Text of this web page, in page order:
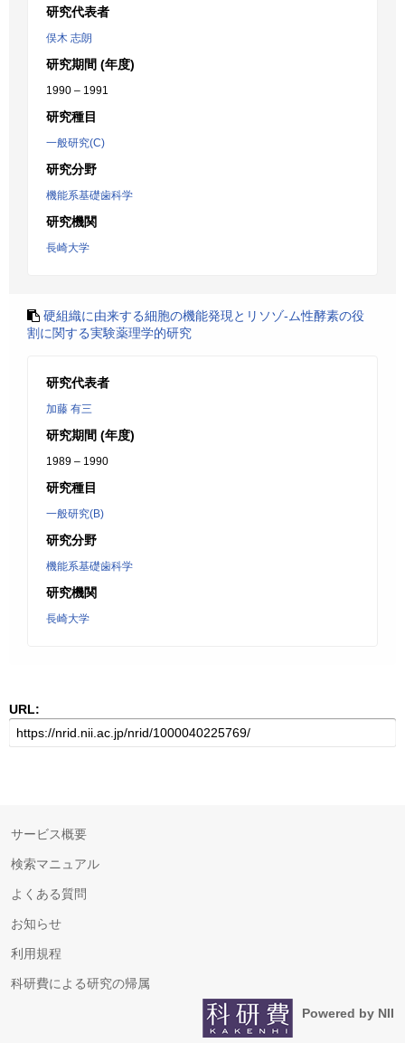
研究代表者
俣木 志朗
研究期間 (年度)
1990 – 1991
研究種目
一般研究(C)
研究分野
機能系基礎歯科学
研究機関
長崎大学
硬組織に由来する細胞の機能発現とリソゾ-ム性酵素の役
割に関する実験薬理学的研究
研究代表者
加藤 有三
研究期間 (年度)
1989 – 1990
研究種目
一般研究(B)
研究分野
機能系基礎歯科学
研究機関
長崎大学
URL:
サービス概要
検索マニュアル
よくある質問
お知らせ
利用規程
科研費による研究の帰属
Powered by NII